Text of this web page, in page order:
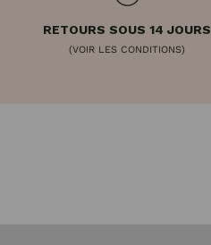
RETOURS SOUS 14 JOURS
(VOIR LES CONDITIONS)